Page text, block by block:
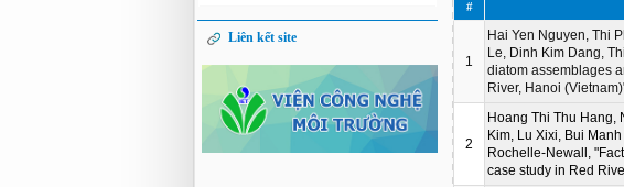
Liên kết site
#
1
Hai Yen Nguyen, Thi
Le, Dinh Kim Dang,
diatom assemblages
River, Hanoi
2
Hoang Thi Thu Hang,
Kim, Lu Xixi, Bui
Rochelle-Newall,
case study in Red